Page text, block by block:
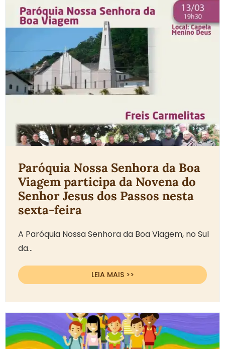
Paróquia Nossa Senhora da Boa
Viagem participa da Novena do
Senhor Jesus dos Passos nesta
sexta-feira
A Paróquia Nossa Senhora da Boa Viagem, no Sul
da...
LEIA MAIS >>